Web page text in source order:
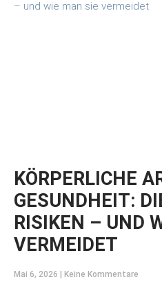
KÖRPERLICHE
GESUNDHEIT:
RISIKEN – UND
VERMEIDET
Mai 6, 2026 Keine Kommentare